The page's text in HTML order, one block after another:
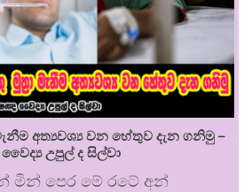
අත්‍යවශ්‍ය වන හේතුව දැන ගනිමු –
උපුල් ද සිල්වා
මින් පෙර මේ රටේ අන්